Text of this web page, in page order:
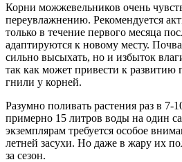
Корни можжевельников очень
переувлажнению. Рекомендуется
только в течение первого месяца
адаптируются к новому месту.
сильно высыхать, но и избыток
так как может привести к развитию
гнили у корней.
Разумно поливать растения раз в 7-
примерно 15 литров воды на один
экземплярам требуется особое
летней засухи. Но даже в жару их
за сезон.